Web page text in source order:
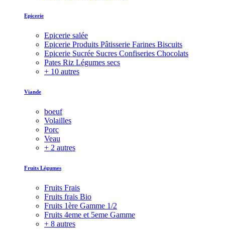
Epicerie
Epicerie salée
Epicerie Produits Pâtisserie Farines Biscuits
Epicerie Sucrée Sucres Confiseries Chocolats
Pates Riz Légumes secs
+ 10 autres
Viande
boeuf
Volailles
Porc
Veau
+ 2 autres
Fruits Légumes
Fruits Frais
Fruits frais Bio
Fruits 1ère Gamme 1/2
Fruits 4eme et 5eme Gamme
+ 8 autres